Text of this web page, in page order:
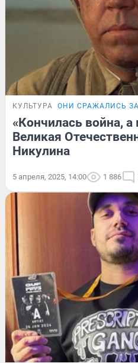
КУЛЬТУРА ОНИ СРАЖАЛИСЬ
«Кончилась война,
Великая
Никулина
5 апреля, 2025, 14:00 1 886